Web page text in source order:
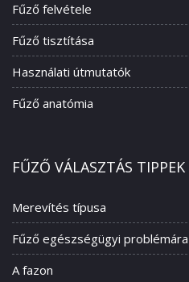
Fűző felvétele
Fűző tisztítása
Használati útmutatók
Fűző anatómia
FŰZŐ VÁLASZTÁS TIPPEK
Merevítés típusa
Fűző egészségügyi problémára
A fazon